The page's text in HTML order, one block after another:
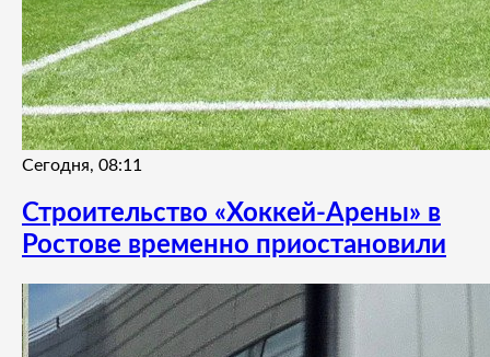
Сегодня, 08:11
Строительство «Хоккей-Арены» в
Ростове временно приостановили